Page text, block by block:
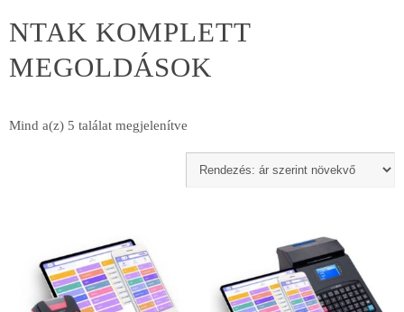
NTAK KOMPLETT
MEGOLDÁSOK
Mind a(z) 5 találat megjelenítve